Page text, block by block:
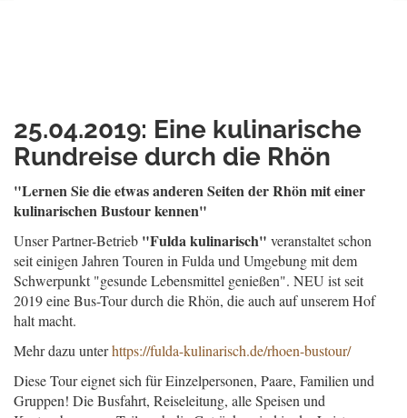
25.04.2019: Eine kulinarische
Rundreise durch die Rhön
"Lernen Sie die etwas anderen Seiten der Rhön mit einer
kulinarischen Bustour kennen"
Unser Partner-Betrieb "Fulda kulinarisch" veranstaltet schon
seit einigen Jahren Touren in Fulda und Umgebung mit dem
Schwerpunkt "gesunde Lebensmittel genießen". NEU ist seit
2019 eine Bus-Tour durch die Rhön, die auch auf unserem Hof
halt macht.
Mehr dazu unterhttps://fulda-kulinarisch.de/rhoen-bustour/
Diese Tour eignet sich für Einzelpersonen, Paare, Familien und
Gruppen! Die Busfahrt, Reiseleitung, alle Speisen und